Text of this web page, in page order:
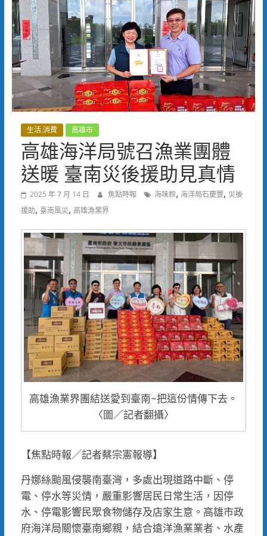
生活.消費 高雄市
高雄海洋局號召漁業團體
送暖 臺南災後援助見真情
2025 年 7 月 14 日 焦點時報 海味粽, 海洋局石慶豐, 災後
援助, 臺南風災, 高雄漁業界
高雄漁業界團結送愛到臺南~把這份情傳下去。
〈圖／記者翻攝〉
【焦點時報／記者蔡宗憲報導】
丹娜絲颱風侵襲南臺灣，多處出現道路中斷、停
電、停水等災情，嚴重影響居民日常生活，因停
水、停電影響民眾食物儲存及店家生意。高雄市政
府海洋局關懷臺南鄉親，結合遠洋漁業業者、水產